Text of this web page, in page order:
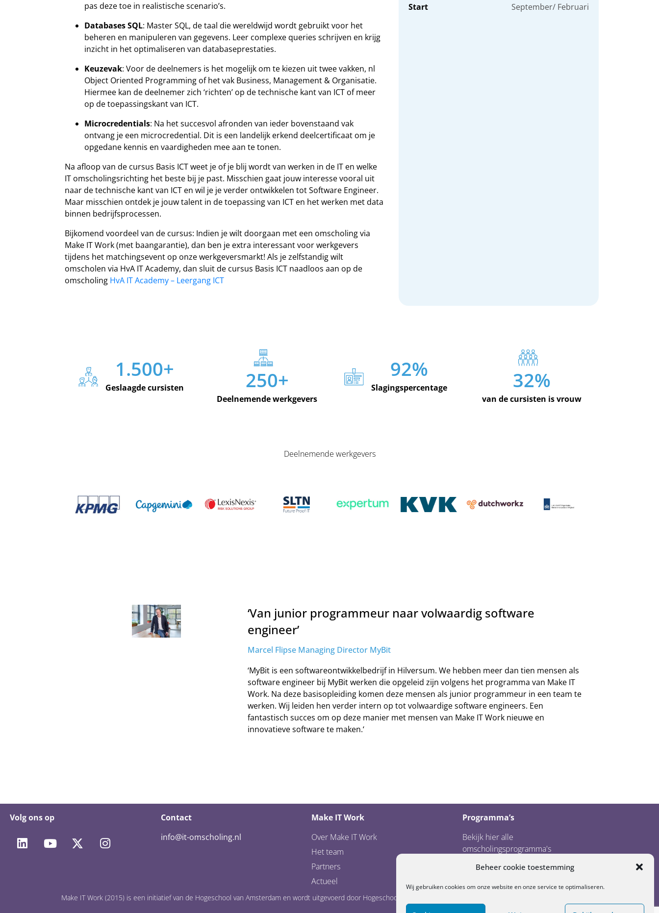
Beheer cookie toestemming
Wij gebruiken cookies om onze website en onze service te optimaliseren.
pas deze toe in realistische scenario’s.
Databases SQL: Master SQL, de taal die wereldwijd wordt gebruikt voor het
beheren en manipuleren van gegevens. Leer complexe queries schrijven en krijg
inzicht in het optimaliseren van databaseprestaties.
Keuzevak: Voor de deelnemers is het mogelijk om te kiezen uit twee vakken, nl
Object Oriented Programming of het vak Business, Management & Organisatie.
Hiermee kan de deelnemer zich ‘richten’ op de technische kant van ICT of meer
op de toepassingskant van ICT.
Microcredentials: Na het succesvol afronden van ieder bovenstaand vak
ontvang je een microcredential. Dit is een landelijk erkend deelcertificaat om je
opgedane kennis en vaardigheden mee aan te tonen.
Na afloop van de cursus Basis ICT weet je of je blij wordt van werken in de IT en welke
IT omscholingsrichting het beste bij je past. Misschien gaat jouw interesse vooral uit
naar de technische kant van ICT en wil je je verder ontwikkelen tot Software Engineer.
Maar misschien ontdek je jouw talent in de toepassing van ICT en het werken met data
binnen bedrijfsprocessen.
Bijkomend voordeel van de cursus: Indien je wilt doorgaan met een omscholing via
Make IT Work (met baangarantie), dan ben je extra interessant voor werkgevers
tijdens het matchingsevent op onze werkgeversmarkt! Als je zelfstandig wilt
omscholen via HvA IT Academy, dan sluit de cursus Basis ICT naadloos aan op de
omscholing HvA IT Academy – Leergang ICT
Start
September/ Februari
Geslaagde cursisten
1.500+
Deelnemende werkgevers
250+ Slagingspercentage
92%
van de cursisten is vrouw
32%
Deelnemende werkgevers
‘Van junior programmeur naar volwaardig software
engineer’
Marcel Flipse Managing Director MyBit
‘MyBit is een softwareontwikkelbedrijf in Hilversum. We hebben meer dan tien mensen als
software engineer bij MyBit werken die opgeleid zijn volgens het programma van Make IT
Work. Na deze basisopleiding komen deze mensen als junior programmeur in een team te
werken. Wij leiden hen verder intern op tot volwaardige software engineers. Een
fantastisch succes om op deze manier met mensen van Make IT Work nieuwe en
innovatieve software te maken.‘
Volg ons op
Contact
info@it-omscholing.nl
Make IT Work
Over Make IT Work
Het team
Partners
Actueel
Programma’s
Bekijk hier alle
omscholingsprogramma's
Make IT Work (2015) is een initiatief van de Hogeschool van Amsterdam en wordt uitgevoerd door Hogeschool van Amsterdam en IT Academy Noord-Nederland.